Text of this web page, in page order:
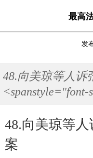
最高
发
48.向美琼等人诉
48.向美琼等
案